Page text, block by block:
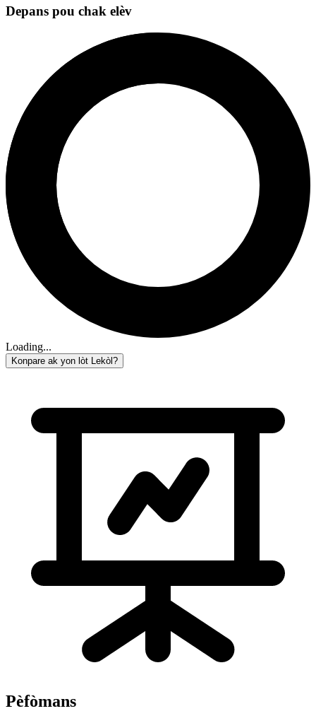
Depans pou chak elèv
Loading...
Konpare ak yon lòt Lekòl?
Pèfòmans